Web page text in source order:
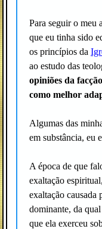
Para seguir o meu
que eu tinha sido
os princípios da
ao estudo das
opiniões da
como melhor
Algumas das
em substância, eu
A época de que
exaltação
exaltação causada
dominante, da
que ela exerceu